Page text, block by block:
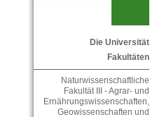
Die Universität
Fakultäten
Naturwissenschaftliche
Fakultät III - Agrar- und
Ernährungswissenschaften,
Geowissenschaften und